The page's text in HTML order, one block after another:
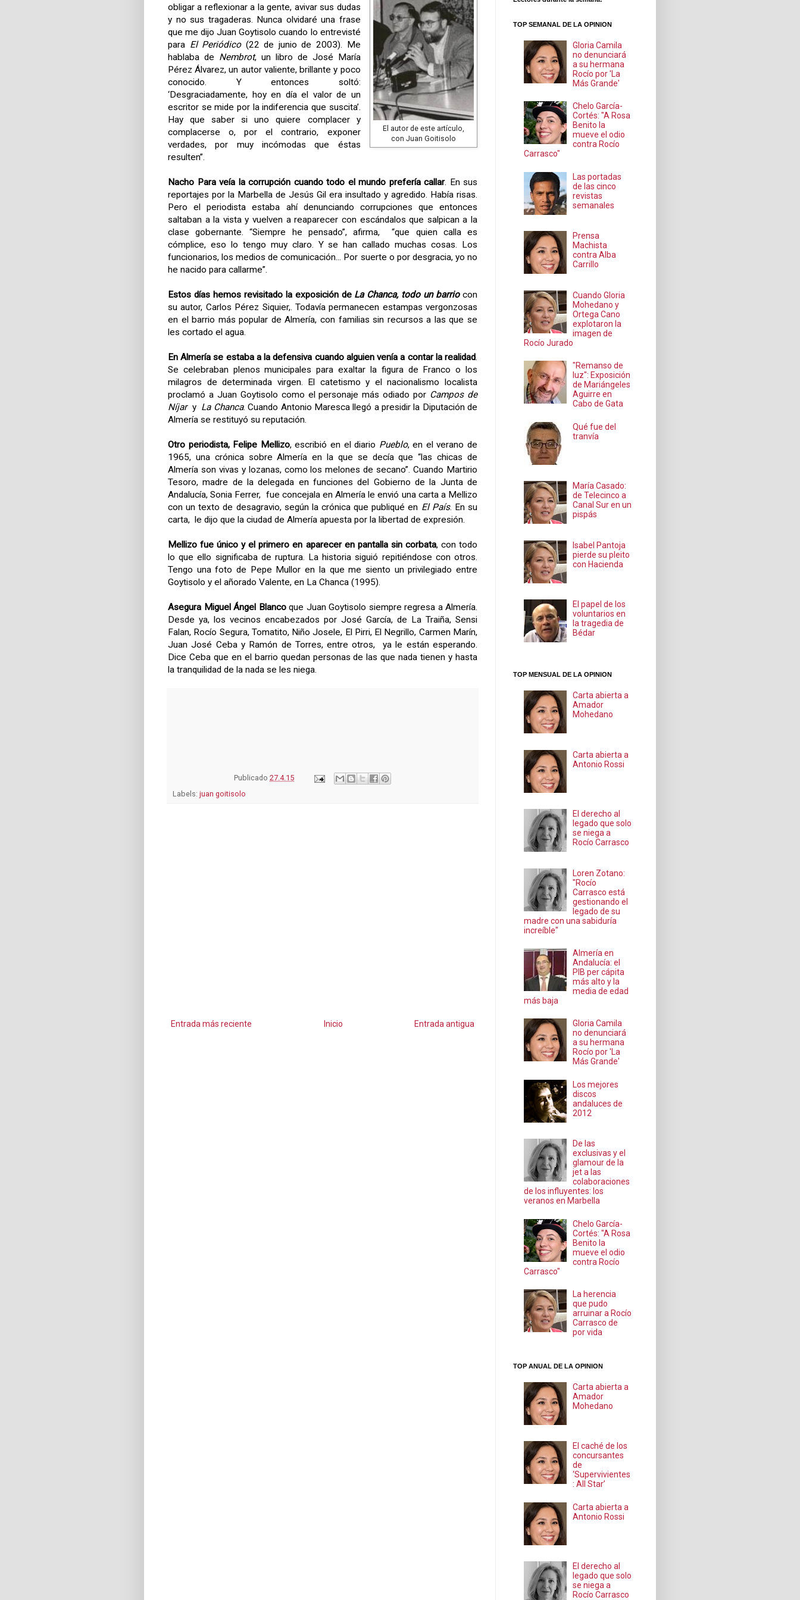
El autor de este artículo,
con Juan Goitisolo
obligar a reflexionar a la gente, avivar sus dudas
y no sus tragaderas. Nunca olvidaré una frase
que me dijo Juan Goytisolo cuando lo entrevisté
para El Periódico(22 de junio de 2003). Me
hablaba de Nembrot, un libro de José María
Pérez Álvarez, un autor valiente, brillante y poco
conocido. Y entonces soltó:
‘Desgraciadamente, hoy en día el valor de un
escritor se mide por la indiferencia que suscita’.
Hay que saber si uno quiere complacer y
complacerse o, por el contrario, exponer
verdades, por muy incómodas que éstas
resulten”.
Nacho Para veía la corrupción cuando todo el mundo prefería callar. En sus
reportajes por la Marbella de Jesús Gil era insultado y agredido. Había risas.
Pero el periodista estaba ahí denunciando corrupciones que entonces
saltaban a la vista y vuelven a reaparecer con escándalos que salpican a la
clase gobernante. “Siempre he pensado”, afirma, “que quien calla es
cómplice, eso lo tengo muy claro. Y se han callado muchas cosas. Los
funcionarios, los medios de comunicación... Por suerte o por desgracia, yo no
he nacido para callarme”.
Estos días hemos revisitado la exposición de La Chanca, todo un barrio con
su autor, Carlos Pérez Siquier,. Todavía permanecen estampas vergonzosas
en el barrio más popular de Almería, con familias sin recursos a las que se
les cortado el agua.
En Almería se estaba a la defensiva cuando alguien venía a contar la realidad.
Se celebraban plenos municipales para exaltar la figura de Franco o los
milagros de determinada virgen. El catetismo y el nacionalismo localista
proclamó a Juan Goytisolo como el personaje más odiado por Campos de
Níjary La Chanca. Cuando Antonio Maresca llegó a presidir la Diputaciónde
Almería se restituyó su reputación.
Otro periodista, Felipe Mellizo, escribió en el diario Pueblo, en el verano de
1965, una crónica sobre Almería en la que se decía que “las chicas de
Almería son vivas y lozanas, como los melones de secano”. Cuando Martirio
Tesoro, madre de la delegada en funciones del Gobierno de
la Juntade
Andalucía, Sonia Ferrer, fue concejala en Almería le envió una carta a Mellizo
con un texto de desagravio, según la crónica que publiqué en El País. En su
carta, le dijo que la ciudad de Almería apuesta por la libertad de expresión.
Mellizo fue único y el primero en aparecer en pantalla sin corbata, con todo
lo que ello significaba de ruptura. La historia siguió repitiéndose con otros.
Tengo una foto de Pepe Mullor en la que me siento un privilegiado entre
Goytisolo y el añorado Valente, en La Chanca (1995).
Asegura Miguel Ángel Blanco que Juan Goytisolo siempre regresa a Almería.
Desde ya, los vecinos encabezados por José García, de
La Traiña, Sensi
Falan, Rocío Segura, Tomatito, Niño Josele, El Pirri, El Negrillo, Carmen Marín,
Juan José Ceba y Ramón de Torres, entre otros, ya le están esperando.
Dice Ceba que en el barrio quedan personas de las que nada tienen y hasta
la tranquilidad de la nada se les niega.
Publicado 27.4.15
Labels: juan goitisolo
Entrada más reciente Entrada antigua
Inicio
TOP SEMANAL DE LA OPINION
Gloria Camila
no denunciará
a su hermana
Rocío por 'La
Más Grande'
Chelo García-
Cortés: "A Rosa
Benito la
mueve el odio
contra Rocío
Carrasco"
Las portadas
de las cinco
revistas
semanales
Prensa
Machista
contra Alba
Carrillo
Cuando Gloria
Mohedano y
Ortega Cano
explotaron la
imagen de
Rocío Jurado
"Remanso de
luz": Exposición
de Mariángeles
Aguirre en
Cabo de Gata
Qué fue del
tranvía
María Casado:
de Telecinco a
Canal Sur en un
pispás
Isabel Pantoja
pierde su pleito
con Hacienda
El papel de los
voluntarios en
la tragedia de
Bédar
TOP MENSUAL DE LA OPINION
Carta abierta a
Amador
Mohedano
Carta abierta a
Antonio Rossi
El derecho al
legado que solo
se niega a
Rocío Carrasco
Loren Zotano:
"Rocío
Carrasco está
gestionando el
legado de su
madre con una sabiduría
increíble"
Almería en
Andalucía: el
PIB per cápita
más alto y la
media de edad
más baja
Gloria Camila
no denunciará
a su hermana
Rocío por 'La
Más Grande'
Los mejores
discos
andaluces de
2012
De las
exclusivas y el
glamour de la
jet a las
colaboraciones
de los influyentes: los
veranos en Marbella
Chelo García-
Cortés: "A Rosa
Benito la
mueve el odio
contra Rocío
Carrasco"
La herencia
que pudo
arruinar a Rocío
Carrasco de
por vida
TOP ANUAL DE LA OPINION
Carta abierta a
Amador
Mohedano
El caché de los
concursantes
de
‘Supervivientes
: All Star’
Carta abierta a
Antonio Rossi
El derecho al
legado que solo
se niega a
Rocío Carrasco